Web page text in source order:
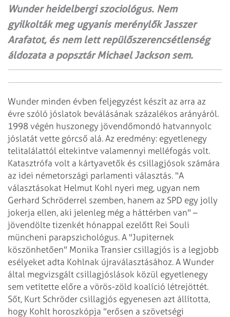
Wunder heidelbergi szociológus. Nem
gyilkolták meg ugyanis merénylők Jasszer
Arafatot, és nem lett repülőszerencsétlenség
áldozata a popsztár Michael Jackson sem.
Wunder minden évben feljegyzést készít az arra az
évre szóló jóslatok beválásának százalékos arányáról.
1998 végén huszonegy jövendőmondó hatvannyolc
jóslatát vette górcső alá. Az eredmény: egyetlenegy
telitalálattól eltekintve valamennyi melléfogás volt.
Katasztrófa volt a kártyavetők és csillagjósok számára
az idei németországi parlamenti választás. "A
választásokat Helmut Kohl nyeri meg, ugyan nem
Gerhard Schröderrel szemben, hanem az SPD egy jolly
jokerja ellen, aki jelenleg még a háttérben van" –
jövendölte tizenkét hónappal ezelőtt Rei Souli
müncheni parapszichológus. A "Jupiternek
köszönhetően" Monika Transier csillagjós is a legjobb
esélyeket adta Kohlnak újraválasztásához. A Wunder
által megvizsgált csillagjóslások közül egyetlenegy
sem vetítette előre a vörös-zöld koalíció létrejöttét.
Sőt, Kurt Schröder csillagjós egyenesen azt állította,
hogy Kohlt horoszkópja "erősen a szövetségi